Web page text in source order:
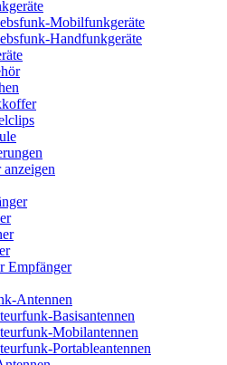
Mobilfunkgeräte
Handfunkgeräte
anzeigen
Empfänger
Antennen
Basisantennen
Mobilantennen
Portableantennen